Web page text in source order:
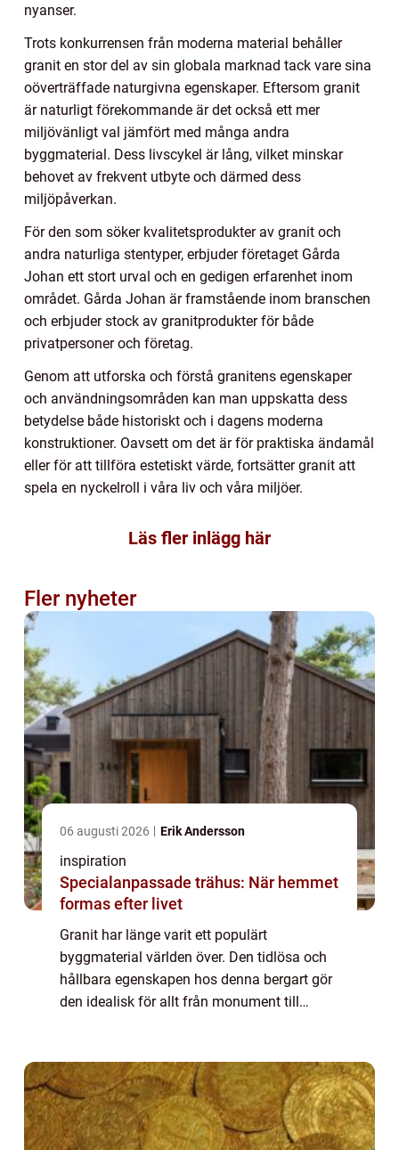
nyanser.
Trots konkurrensen från moderna material behåller
granit en stor del av sin globala marknad tack vare sina
oöverträffade naturgivna egenskaper. Eftersom granit
är naturligt förekommande är det också ett mer
miljövänligt val jämfört med många andra
byggmaterial. Dess livscykel är lång, vilket minskar
behovet av frekvent utbyte och därmed dess
miljöpåverkan.
För den som söker kvalitetsprodukter av granit och
andra naturliga stentyper, erbjuder företaget Gårda
Johan ett stort urval och en gedigen erfarenhet inom
området. Gårda Johan är framstående inom branschen
och erbjuder stock av granitprodukter för både
privatpersoner och företag.
Genom att utforska och förstå granitens egenskaper
och användningsområden kan man uppskatta dess
betydelse både historiskt och i dagens moderna
konstruktioner. Oavsett om det är för praktiska ändamål
eller för att tillföra estetiskt värde, fortsätter granit att
spela en nyckelroll i våra liv och våra miljöer.
Läs fler inlägg här
Fler nyheter
06 augusti 2026 Erik Andersson
inspiration
Specialanpassade trähus: När hemmet
formas efter livet
Granit har länge varit ett populärt
byggmaterial världen över. Den tidlösa och
hållbara egenskapen hos denna bergart gör
den idealisk för allt från monument till